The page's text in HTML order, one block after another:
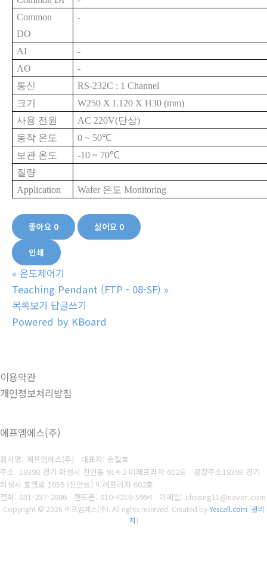
Common
DO
-
AI
-
AO
-
통신
RS-232C : 1 Channel
크기
W250 X L120 X H30 (mm)
사용 전원
AC 220V(단상)
동작 온도
0 ~ 50℃
보관 온도
-10 ~ 70℃
질량
Application
Wafer 온도 Monitoring
좋아요 0 싫어요 0
인쇄
« 온도제어기
Teaching Pendant (FTP - 08-SF) »
목록보기 답글쓰기
Powered by KBoard
이용약관
개인정보처리방침
에프엠에스(주)
회사명: 에프엠에스(주) 대표자: 송철호
주소: 18398 경기 화성시 진안동 914-2 미래프라자 602호 공장주소18398 경기
화성시 효행로 1059 (진안동) 미래프라자 602호
전화: 031-237-2886
핸드폰: 010-4216-5994 이메일: chsong11@naver.com
Copyright © 2026 에프엠에스(주). All rights reserved. Created byYescall.com [관리
자]